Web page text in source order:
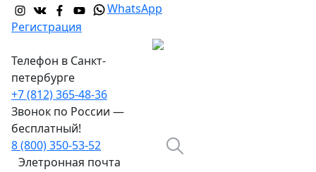
WhatsApp
Регистрация
Телефон в Санкт-
петербурге
+7 (812) 365-48-36
Звонок по России —
бесплатный!
8 (800) 350-53-52
Элетронная почта